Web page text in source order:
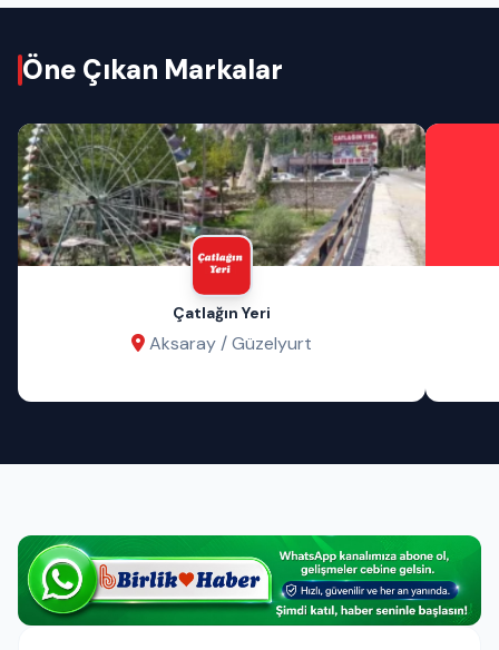
Öne Çıkan Markalar
Çatlağın Yeri
Aksaray / Güzelyurt